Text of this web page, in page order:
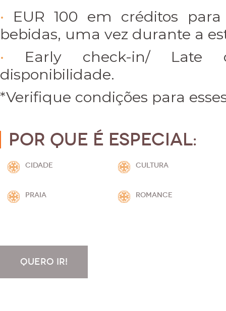
EUR 100 em créditos
bebidas, uma vez durante a
Early check-in/ Late
disponibilidade.
*Verifique condições para
Por que é especial:
CIDADE CULTURA
PRAIA ROMANCE
QUERO IR!